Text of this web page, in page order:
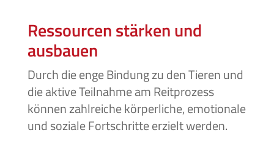
Ressourcen stärken und
ausbauen
Durch die enge Bindung zu den Tieren und
die aktive Teilnahme am Reitprozess
können zahlreiche körperliche, emotionale
und soziale Fortschritte erzielt werden.